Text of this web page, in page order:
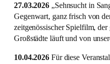
27.03.2026 „Sehnsucht in
Gegenwart, ganz frisch von
zeitgenössischer Spielfilm,
Großstädte läuft und von
10.04.2026 Für diese